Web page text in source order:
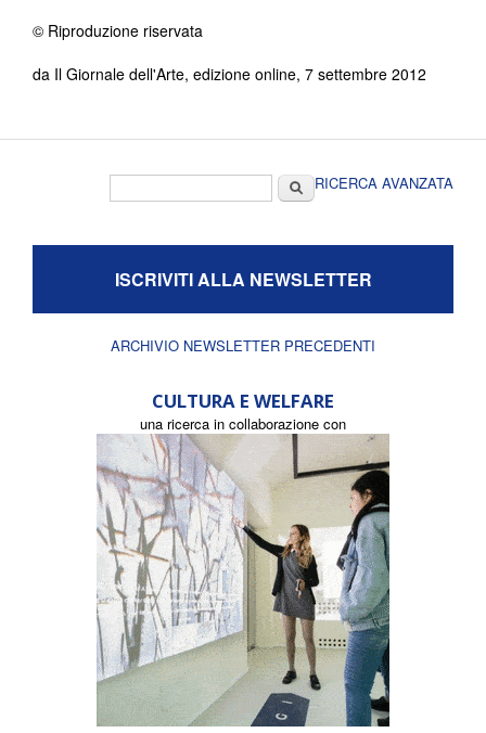
© Riproduzione riservata
da Il Giornale dell'Arte, edizione online, 7 settembre 2012
CercaRICERCA AVANZATA
ISCRIVITI ALLA NEWSLETTER
ARCHIVIO NEWSLETTER PRECEDENTI
CULTURA E WELFARE
una ricerca in collaborazione con